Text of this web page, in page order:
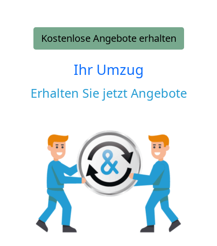
Kostenlose Angebote erhalten
Ihr Umzug
Erhalten Sie jetzt Angebote